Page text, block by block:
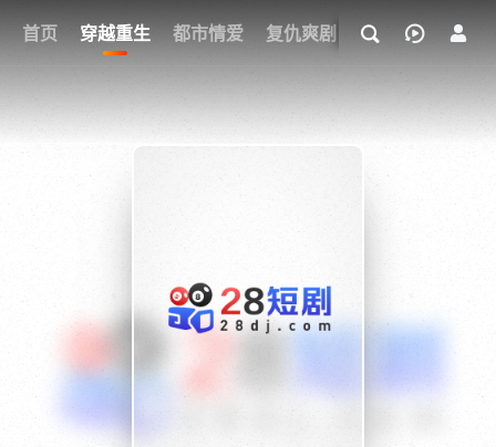
首页 穿越重生 都市情爱 复仇爽剧 玄幻武侠 奇幻
我的观影记录